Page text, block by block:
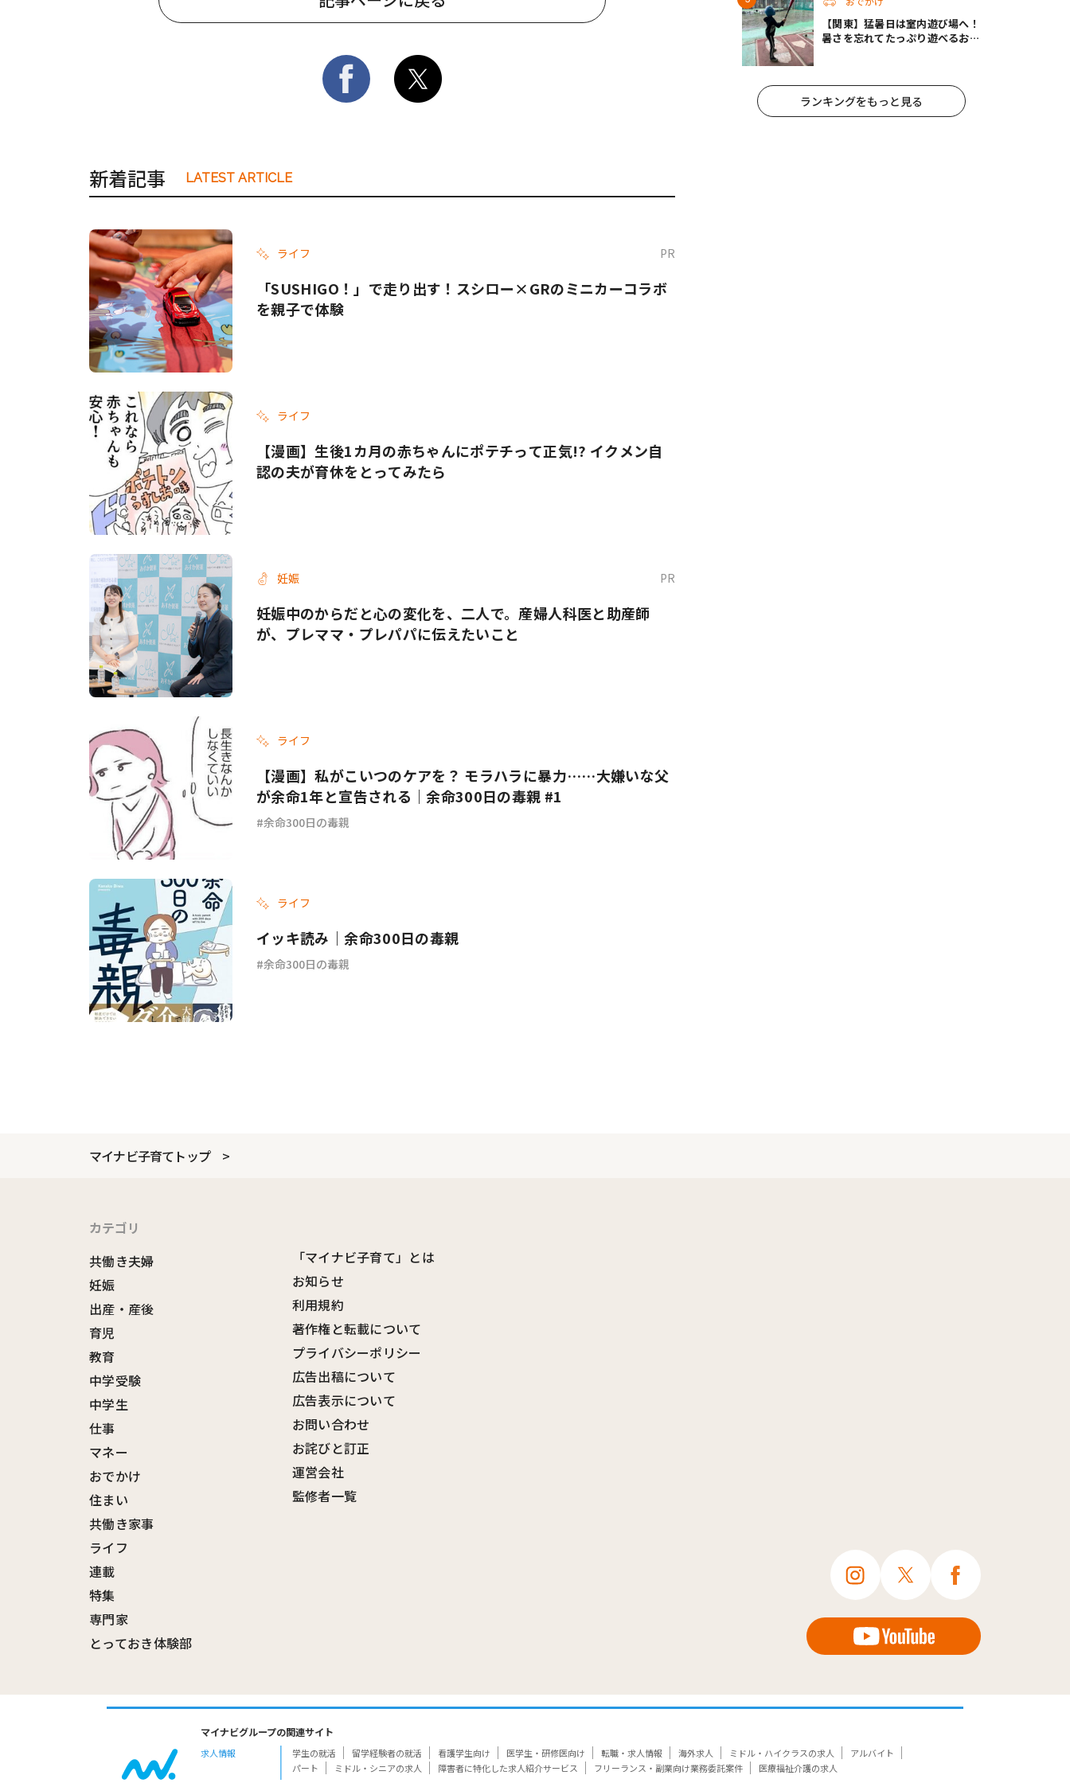
新着記事 LATEST ARTICLE
ライフ PR
「SUSHIGO！」で走り出す！スシロー×GRのミニカーコラボ
を親子で体験
ライフ
【漫画】生後1カ月の赤ちゃんにポテチって正気!? イクメン自
認の夫が育休をとってみたら
妊娠 PR
妊娠中のからだと心の変化を、二人で。産婦人科医と助産師
が、プレママ・プレパパに伝えたいこと
ライフ
【漫画】私がこいつのケアを？ モラハラに暴力……大嫌いな父
が余命1年と宣告される｜余命300日の毒親 #1
余命300日の毒親
ライフ
イッキ読み｜余命300日の毒親
余命300日の毒親
【関東】猛暑日は室内遊び場へ！
暑さを忘れてたっぷり遊べるおす
ランキングをもっと見る
マイナビ子育てトップ
カテゴリ
共働き夫婦
妊娠
出産・産後
育児
教育
中学受験
中学生
仕事
マネー
おでかけ
住まい
共働き家事
ライフ
連載
特集
専門家
とっておき体験部
「マイナビ子育て」とは
お知らせ
利用規約
著作権と転載について
プライバシーポリシー
広告出稿について
広告表示について
お問い合わせ
お詫びと訂正
運営会社
監修者一覧
マイナビグループの関連サイト
求人情報 学生の就活 留学経験者の就活 看護学生向け 医学生・研修医向け 転職・求人情報 海外求人 ミドル・ハイクラスの求人
アルバイト
パート
ミドル・シニアの求人 障害者に特化した求人紹介サービス フリーランス・副業向け業務委託案件 医療福祉介護の求人